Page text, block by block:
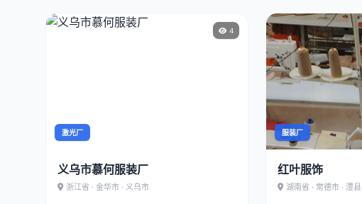
4
激光厂
义乌市慕何服装厂
浙江省 · 金华市 · 义乌市
服装厂
红叶服饰
湖南省 · 常德市 · 澧县